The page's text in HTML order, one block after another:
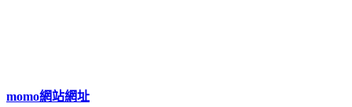
momo網站網址